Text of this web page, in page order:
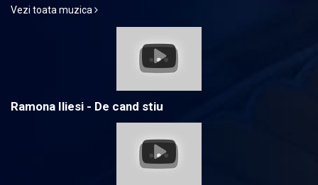
Vezi toata muzica
Ramona Iliesi - De cand stiu